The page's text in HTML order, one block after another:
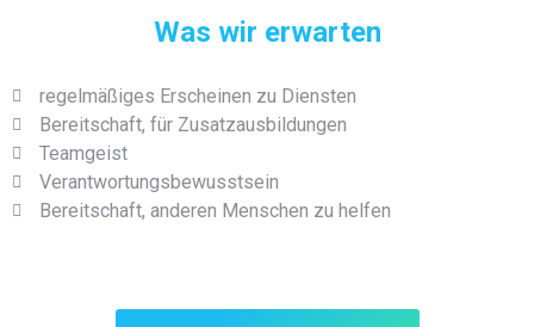
Was wir erwarten
regelmäßiges Erscheinen zu Diensten
Bereitschaft, für Zusatzausbildungen
Teamgeist
Verantwortungsbewusstsein
Bereitschaft, anderen Menschen zu helfen